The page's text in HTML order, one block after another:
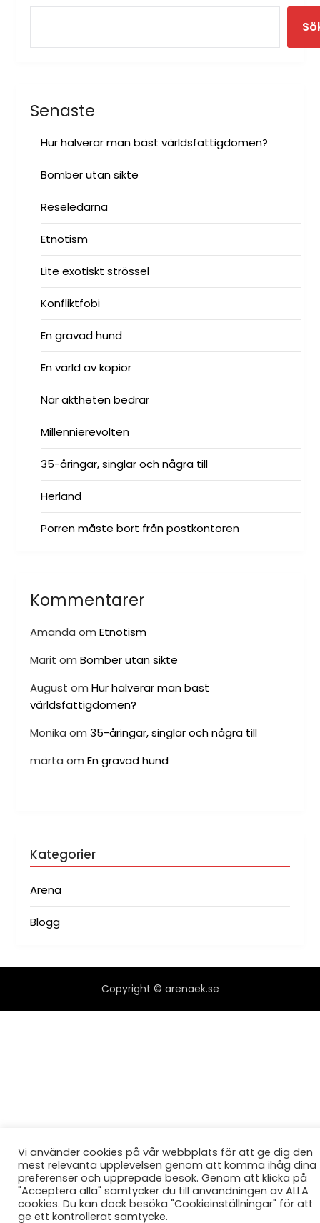
Senaste
Hur halverar man bäst världsfattigdomen?
Bomber utan sikte
Reseledarna
Etnotism
Lite exotiskt strössel
Konfliktfobi
En gravad hund
En värld av kopior
När äktheten bedrar
Millennierevolten
35-åringar, singlar och några till
Herland
Porren måste bort från postkontoren
Kommentarer
Amanda omEtnotism
Marit omBomber utan sikte
August omHur halverar man bäst
världsfattigdomen?
Monika om35-åringar, singlar och några till
märta omEn gravad hund
Kategorier
Arena
Blogg
Copyright © arenaek.se
Vi använder cookies på vår webbplats för att ge dig den
mest relevanta upplevelsen genom att komma ihåg dina
preferenser och upprepade besök. Genom att klicka på
"Acceptera alla" samtycker du till användningen av ALLA
cookies. Du kan dock besöka "Cookieinställningar" för att
ge ett kontrollerat samtycke.